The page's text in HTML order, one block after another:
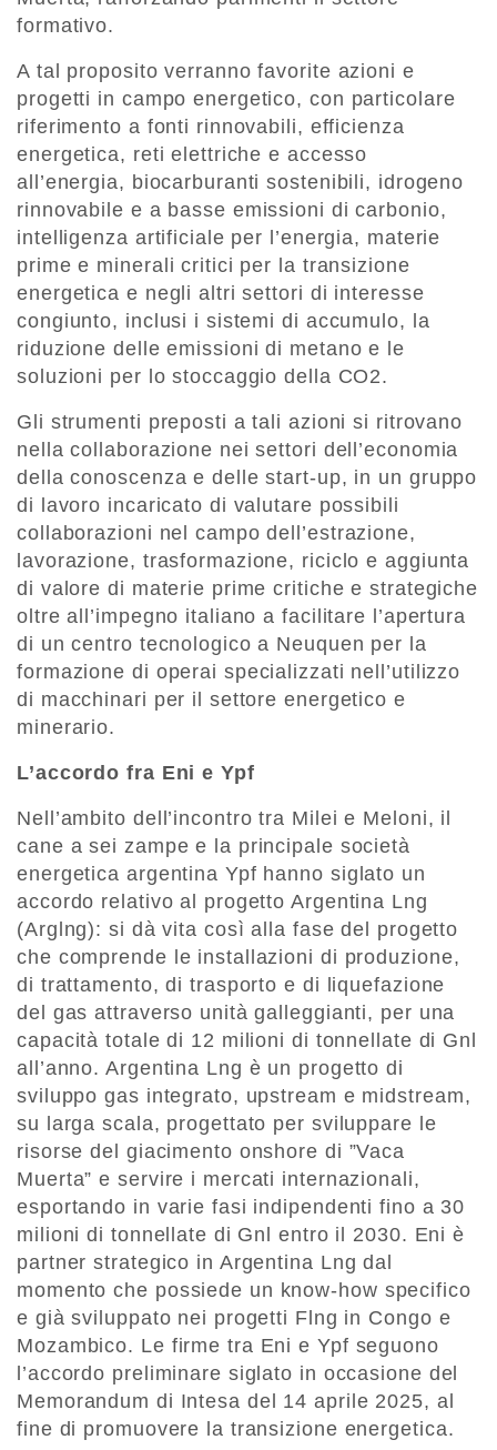
formativo.
A tal proposito verranno favorite azioni e
progetti in campo energetico, con particolare
riferimento a fonti rinnovabili, efficienza
energetica, reti elettriche e accesso
all’energia, biocarburanti sostenibili, idrogeno
rinnovabile e a basse emissioni di carbonio,
intelligenza artificiale per l’energia, materie
prime e minerali critici per la transizione
energetica e negli altri settori di interesse
congiunto, inclusi i sistemi di accumulo, la
riduzione delle emissioni di metano e le
soluzioni per lo stoccaggio della CO2.
Gli strumenti preposti a tali azioni si ritrovano
nella collaborazione nei settori dell’economia
della conoscenza e delle start-up, in un gruppo
di lavoro incaricato di valutare possibili
collaborazioni nel campo dell’estrazione,
lavorazione, trasformazione, riciclo e aggiunta
di valore di materie prime critiche e strategiche
oltre all’impegno italiano a facilitare l’apertura
di un centro tecnologico a Neuquen per la
formazione di operai specializzati nell’utilizzo
di macchinari per il settore energetico e
minerario.
L’accordo fra Eni e Ypf
Nell’ambito dell’incontro tra Milei e Meloni, il
cane a sei zampe e la principale società
energetica argentina Ypf hanno siglato un
accordo relativo al progetto Argentina Lng
(Arglng): si dà vita così alla fase del progetto
che comprende le installazioni di produzione,
di trattamento, di trasporto e di liquefazione
del gas attraverso unità galleggianti, per una
capacità totale di 12 milioni di tonnellate di Gnl
all’anno. Argentina Lng è un progetto di
sviluppo gas integrato, upstream e midstream,
su larga scala, progettato per sviluppare le
risorse del giacimento onshore di ”Vaca
Muerta” e servire i mercati internazionali,
esportando in varie fasi indipendenti fino a 30
milioni di tonnellate di Gnl entro il 2030. Eni è
partner strategico in Argentina Lng dal
momento che possiede un know-how specifico
e già sviluppato nei progetti Flng in Congo e
Mozambico. Le firme tra Eni e Ypf seguono
l’accordo preliminare siglato in occasione del
Memorandum di Intesa del 14 aprile 2025, al
fine di promuovere la transizione energetica.